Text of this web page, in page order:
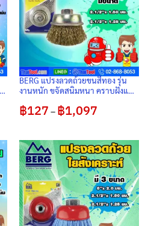
BERG แปรงลวดถ้วยขนสีทอง รุ่น
งานหนัก ขจัดสนิมหนา คราบฝังแน่น
฿127 – ฿1,097Price
฿1,097